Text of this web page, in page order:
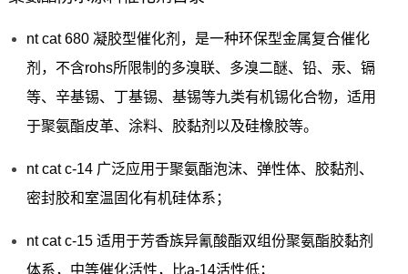
nt cat 680 凝胶型催化剂，是一种环保型金属复合催化
剂，不含rohs所限制的多溴联、多溴二醚、铅、汞、镉
等、辛基锡、丁基锡、基锡等九类有机锡化合物，适用
于聚氨酯皮革、涂料、胶黏剂以及硅橡胶等。
nt cat c-14 广泛应用于聚氨酯泡沫、弹性体、胶黏剂、
密封胶和室温固化有机硅体系；
nt cat c-15 适用于芳香族异氰酸酯双组份聚氨酯胶黏剂
体系，中等催化活性，比a-14活性低；